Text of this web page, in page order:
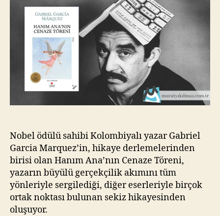
l
m
a
z
Gabriel
Garcia
Marquez
Nobel ödülü sahibi Kolombiyalı yazar Gabriel
Garcia Marquez’in, hikaye derlemelerinden
birisi olan Hanım Ana’nın Cenaze Töreni,
yazarın büyülü gerçekçilik akımını tüm
yönleriyle sergilediği, diğer eserleriyle birçok
ortak noktası bulunan sekiz hikayesinden
oluşuyor.